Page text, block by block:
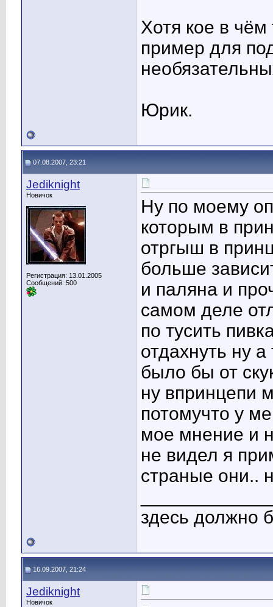
Хотя кое в
пример для
Юрик.
07.08.2007, 23:21
Jediknight
Новичок
Регистрация: 13.01.2005
Сообщений: 500
Ну по моему
которым в
отргыш в
больше
и паляна и
самом деле
по тусить
отдахнуть ну
было бы от
ну впринцепи
потомучто у
мое мнение и
не видел я
страные они..
здесь должно
16.09.2007, 21:24
Jediknight
Новичок